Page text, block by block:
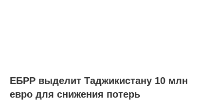
ЕБРР выделит Таджикистану 10 млн
евро для снижения потерь